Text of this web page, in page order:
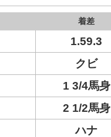
着差
1.59.3
クビ
1 3/4馬身
2 1/2馬身
ハナ